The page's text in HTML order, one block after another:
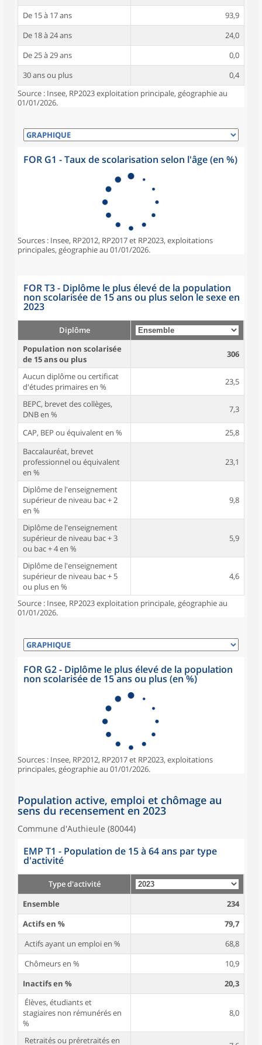
De 15 à 17 ans
93,9
De 18 à 24 ans
24,0
De 25 à 29 ans
0,0
30 ans ou plus
0,4
Source : Insee, RP2023 exploitation principale, géographie au
01/01/2026.
FOR G1 - Taux de scolarisation selon l'âge (en %)
Sources : Insee, RP2012, RP2017 et RP2023, exploitations
principales, géographie au 01/01/2026.
FOR T3 - Diplôme le plus élevé de la population
non scolarisée de 15 ans ou plus selon le sexe en
2023
Diplôme
Population non scolarisée
de 15 ans ou plus
306
Aucun diplôme ou certificat
d'études primaires en %
23,5
BEPC, brevet des collèges,
DNB en %
7,3
CAP, BEP ou équivalent en %
25,8
Baccalauréat, brevet
professionnel ou équivalent
en %
23,1
Diplôme de l'enseignement
supérieur de niveau bac + 2
en %
9,8
Diplôme de l'enseignement
supérieur de niveau bac + 3
ou bac + 4 en %
5,9
Diplôme de l'enseignement
supérieur de niveau bac + 5
ou plus en %
4,6
Source : Insee, RP2023 exploitation principale, géographie au
01/01/2026.
FOR G2 - Diplôme le plus élevé de la population
non scolarisée de 15 ans ou plus (en %)
Sources : Insee, RP2012, RP2017 et RP2023, exploitations
principales, géographie au 01/01/2026.
Population active, emploi et chômage au
sens du recensement en 2023
Commune d'Authieule (80044)
EMP T1 - Population de 15 à 64 ans par type
d'activité
Type d'activité
Ensemble
234
Actifs en %
79,7
Actifs ayant un emploi en %
68,8
Chômeurs en %
10,9
Inactifs en %
20,3
Élèves, étudiants et
stagiaires non rémunérés en
%
8,0
Retraités ou préretraités en